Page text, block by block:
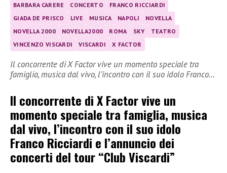
BARBARA CARERE CONCERTO
FRANCO RICCIARDI
GIADA DE PRISCO
LIVE MUSICA NAPOLI
NOVELLA
NOVELLA 2000
NOVELLA2000 ROMA SKY
TEATRO
VINCENZO VISCARDI
VISCARDI X FACTOR
Il concorrente di X Factor vive un momento speciale tra
famiglia, musica dal vivo, l’incontro con il suo idolo Franco…
Il concorrente di X Factor vive un
momento speciale tra famiglia, musica
dal vivo, l’incontro con il suo idolo
Franco Ricciardi e l’annuncio dei
concerti del tour “Club Viscardi”